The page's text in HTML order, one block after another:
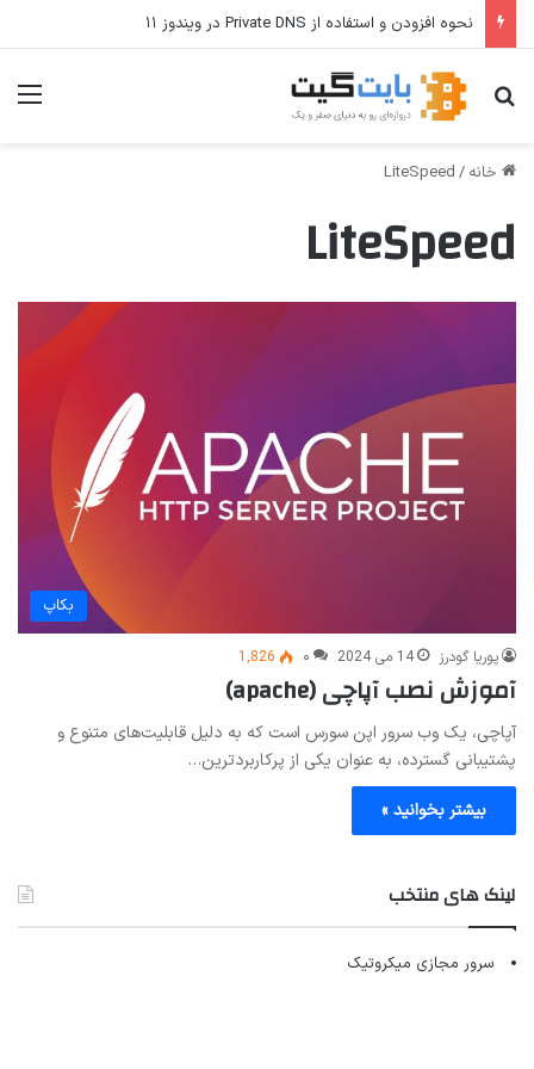
نحوه افزودن و استفاده از Private DNS در ویندوز ۱۱
جستجو برای
خانه /
LiteSpeed
LiteSpeed
بکاپ
پوریا گودرز 14 می 2024 ۰ 1,826
آموزش نصب آپاچی (apache)
آپاچی، یک وب سرور اپن سورس است که به دلیل قابلیت‌های متنوع و
پشتیبانی گسترده، به عنوان یکی از پرکاربردترین…
بیشتر بخوانید »
لینک های منتخب
سرور مجازی میکروتیک